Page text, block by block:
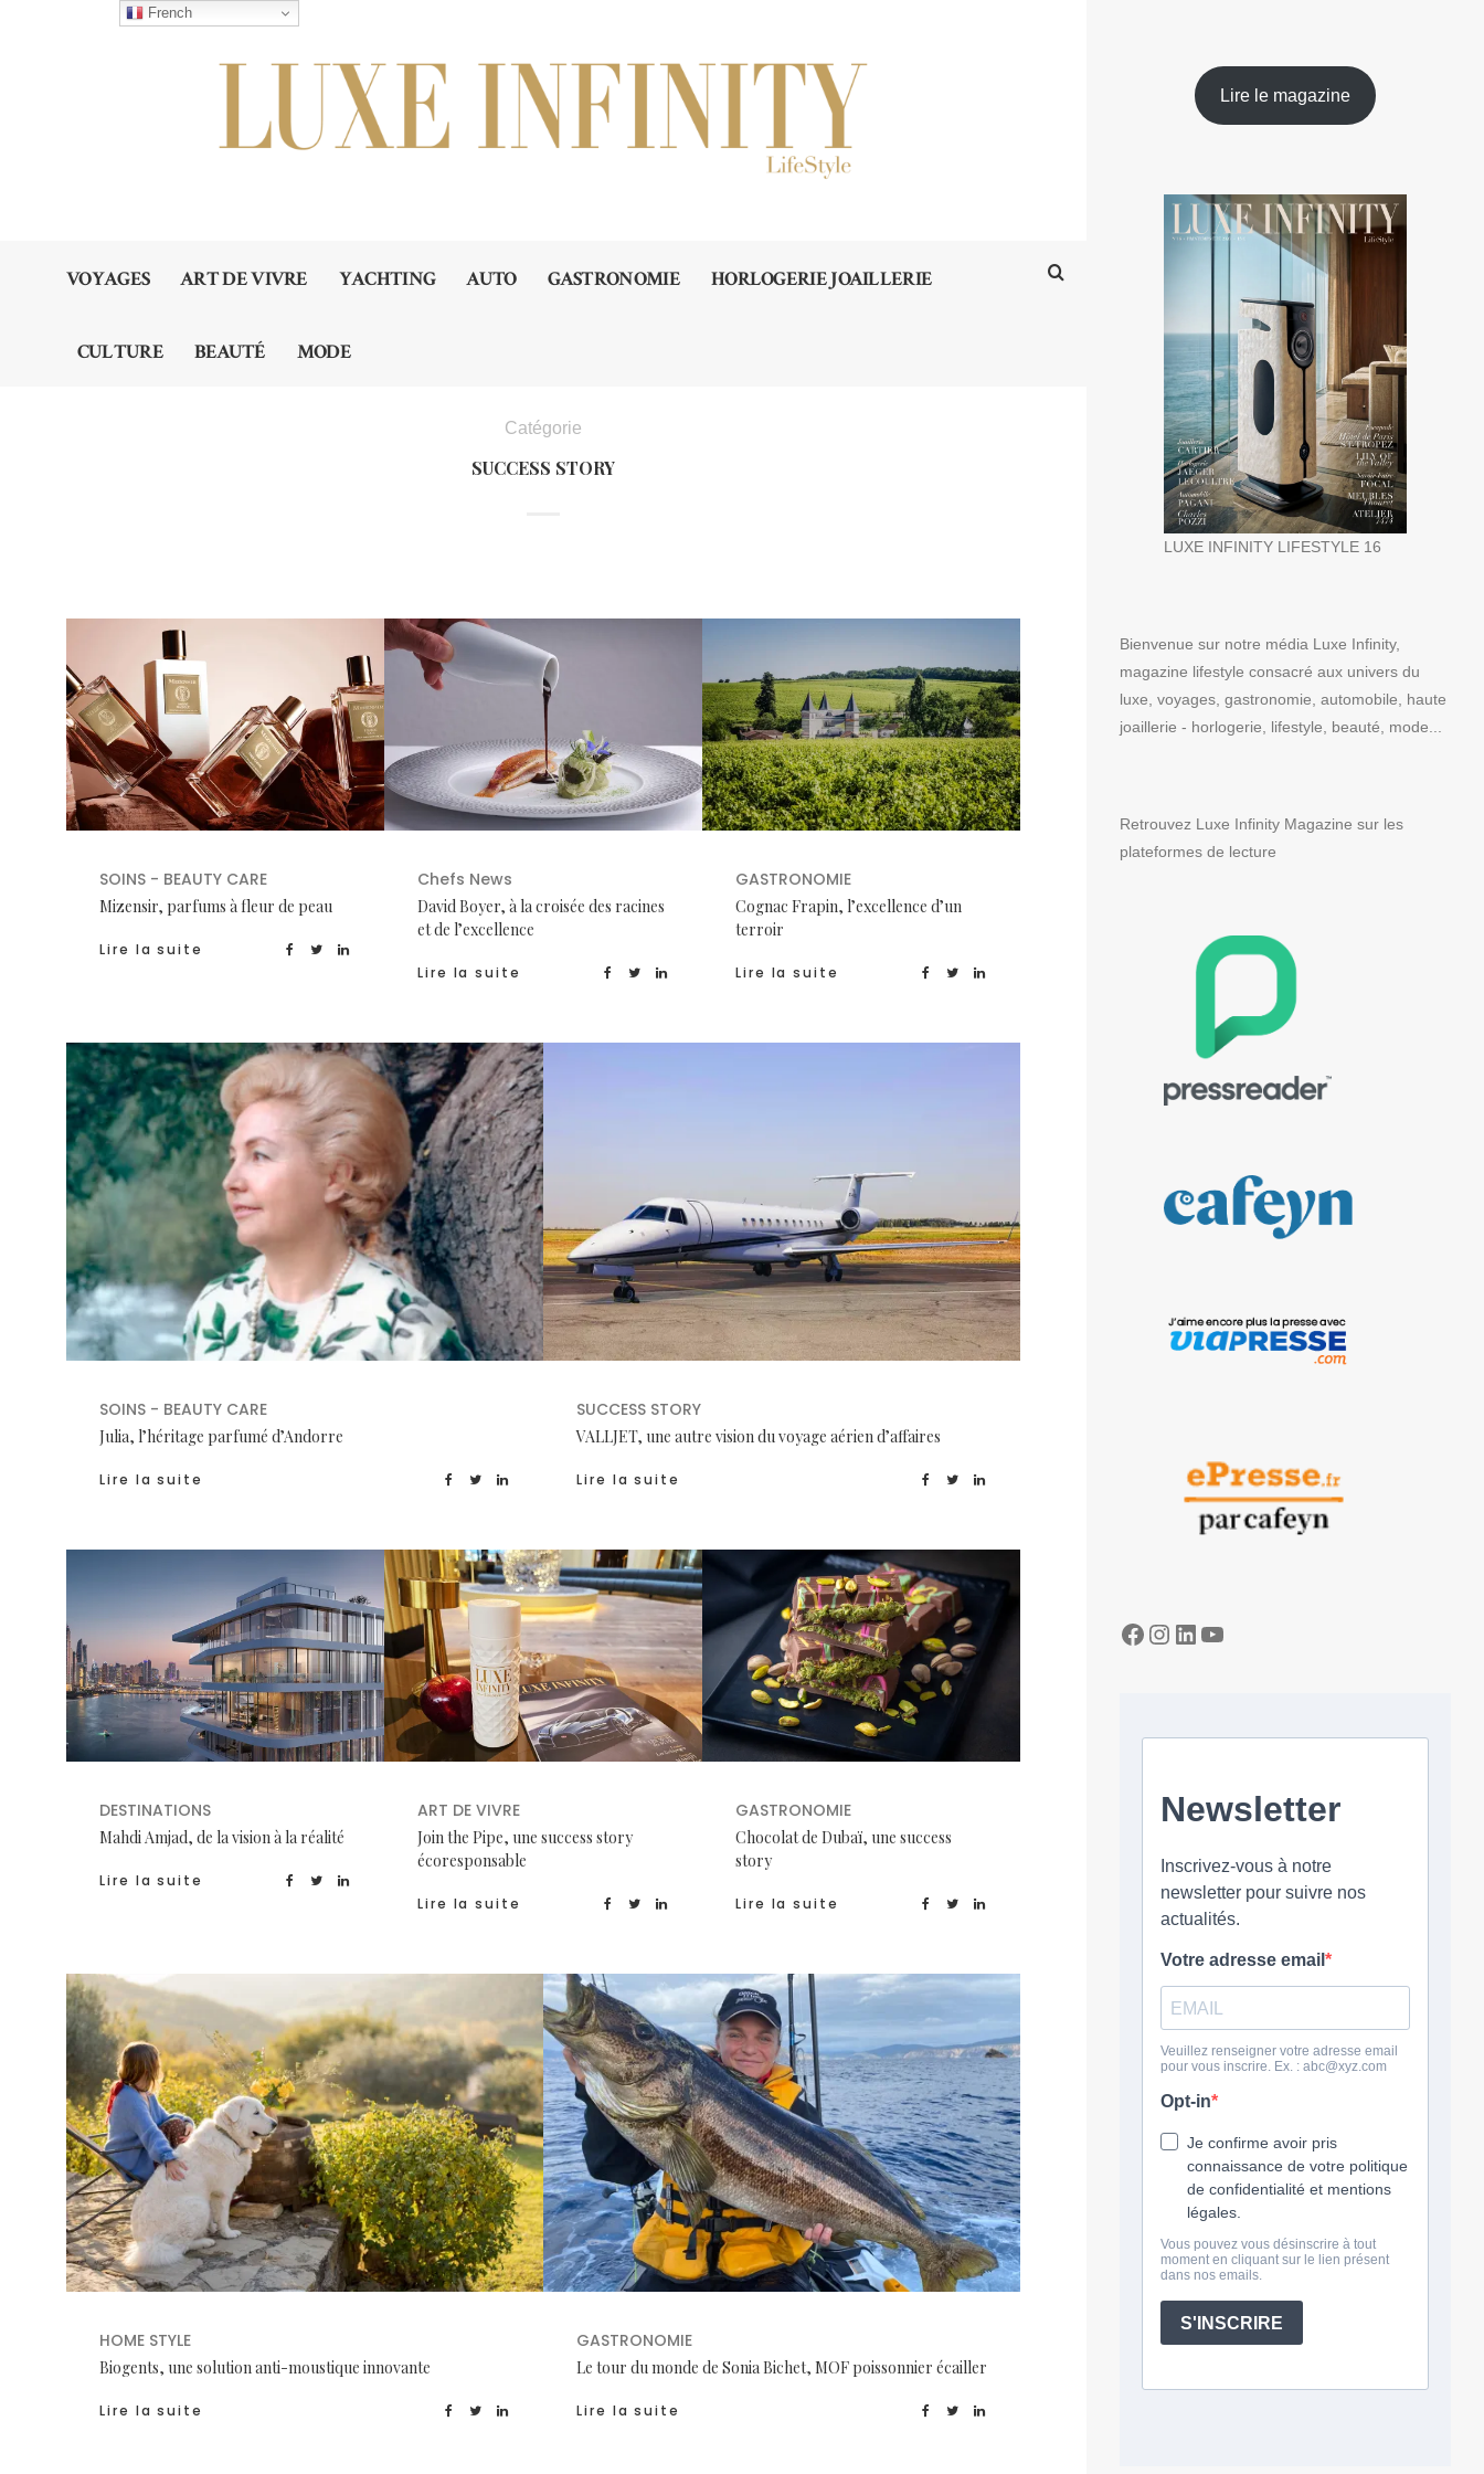
VOYAGES ART DE VIVRE YACHTING AUTO GASTRONOMIE HORLOGERIE JOAILLERIE
CULTURE BEAUTÉ MODE
Catégorie
SUCCESS STORY
SOINS - BEAUTY CARE
Mizensir, parfums à fleur de peau
Lire la suite
Chefs News
David Boyer, à la croisée des racines
et de l’excellence
Lire la suite
GASTRONOMIE
Cognac Frapin, l’excellence d’un
terroir
Lire la suite
SOINS - BEAUTY CARE
Julia, l’héritage parfumé d’Andorre
Lire la suite
SUCCESS STORY
VALLJET, une autre vision du voyage aérien d’affaires
Lire la suite
DESTINATIONS
Mahdi Amjad, de la vision à la réalité
Lire la suite
ART DE VIVRE
Join the Pipe, une success story
écoresponsable
Lire la suite
GASTRONOMIE
Chocolat de Dubaï, une success
story
Lire la suite
HOME STYLE
Biogents, une solution anti-moustique innovante
Lire la suite
GASTRONOMIE
Le tour du monde de Sonia Bichet, MOF poissonnier écailler
Lire la suite
Lire le magazine
LUXE INFINITY LIFESTYLE 16
Bienvenue sur notre média Luxe Infinity,
magazine lifestyle consacré aux univers du
luxe, voyages, gastronomie, automobile, haute
joaillerie - horlogerie, lifestyle, beauté, mode...
Retrouvez Luxe Infinity Magazine sur les
plateformes de lecture
Facebook
Instagram
LinkedIn
YouTube
French